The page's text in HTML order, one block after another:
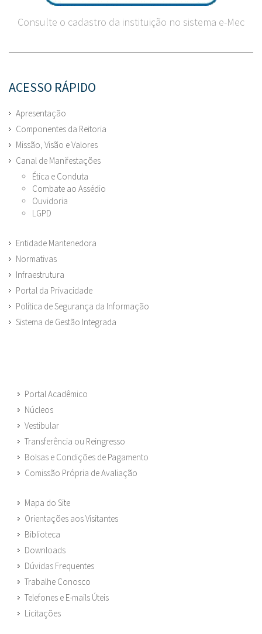
Consulte o cadastro da instituição no sistema e-Mec
ACESSO RÁPIDO
Apresentação
Componentes da Reitoria
Missão, Visão e Valores
Canal de Manifestações
Ética e Conduta
Combate ao Assédio
Ouvidoria
LGPD
Entidade Mantenedora
Normativas
Infraestrutura
Portal da Privacidade
Política de Segurança da Informação
Sistema de Gestão Integrada
Portal Acadêmico
Núcleos
Vestibular
Transferência ou Reingresso
Bolsas e Condições de Pagamento
Comissão Própria de Avaliação
Mapa do Site
Orientações aos Visitantes
Biblioteca
Downloads
Dúvidas Frequentes
Trabalhe Conosco
Telefones e E-mails Úteis
Licitações